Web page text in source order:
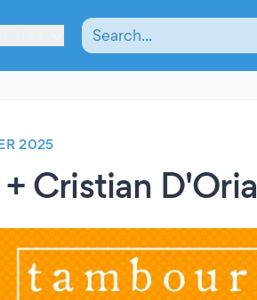
2025
Cristian D'Oria